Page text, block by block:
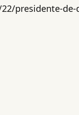
presidente-